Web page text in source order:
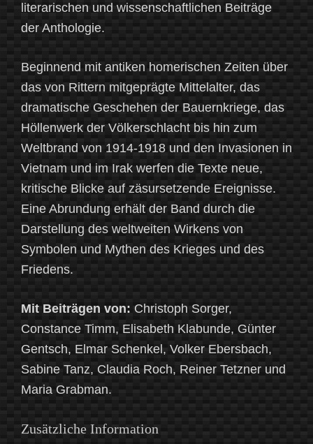
literarischen und wissenschaftlichen Beiträge
der Anthologie.
Beginnend mit antiken homerischen Zeiten über
das von Rittern mitgeprägte Mittelalter, das
dramatische Geschehen der Bauernkriege, das
Höllenwerk der Völkerschlacht bis hin zum
Weltbrand von 1914-1918 und den Invasionen in
Vietnam und im Irak werfen die Texte neue,
kritische Blicke auf zäsursetzende Ereignisse.
Eine Abrundung erhält der Band durch die
Darstellung des weltweiten Wirkens von
Symbolen und Mythen des Krieges und des
Friedens.
Mit Beiträgen von: Christoph Sorger,
Constance Timm, Elisabeth Klabunde, Günter
Gentsch, Elmar Schenkel, Volker Ebersbach,
Sabine Tanz, Claudia Roch, Reiner Tetzner und
Maria Grabman.
Zusätzliche Information